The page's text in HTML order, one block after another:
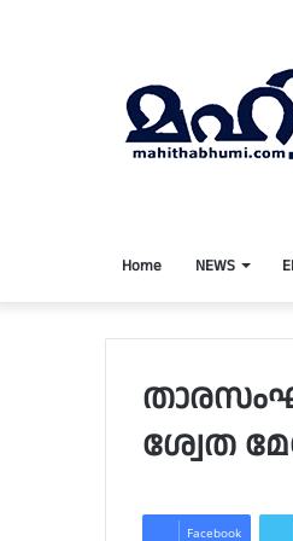
Home NEWS
ശ്വേത
Facebook